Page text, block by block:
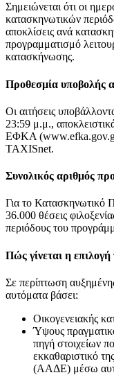
Σημειώνεται ότι οι
κατασκηνωτικών
αποκλίσεις ανά
προγραμματισμό
κατασκήνωσης.
Προθεσμία υποβολής
Οι αιτήσεις
23:59 μ.μ.,
ΕΦΚΑ
TAXISnet.
Συνολικός αριθμός
Για το Κατασκηνωτικό
36.000 θέσεις
περιόδους του
Πώς γίνεται η
Σε περίπτωση
αυτόματα βάσει:
Οικογενειακής
Ύψους
πηγή στοιχείων
εκκαθαριστικό
(ΑΑΔΕ) μέσω